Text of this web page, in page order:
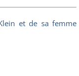
et de sa femme